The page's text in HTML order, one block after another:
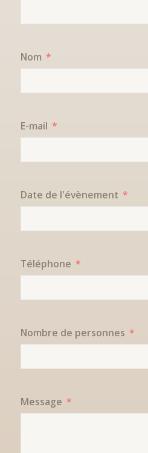
Nom
E-mail
Date de l'évènement
Téléphone
Nombre de personnes
Message